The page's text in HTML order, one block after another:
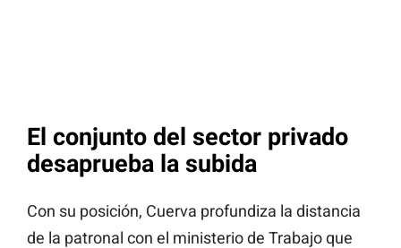
El conjunto del sector privado
desaprueba la subida
Con su posición, Cuerva profundiza la distancia
de la patronal con el ministerio de Trabajo que